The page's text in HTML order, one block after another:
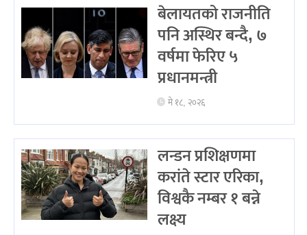
बेलायतको राजनीति
पनि अस्थिर बन्दै, ७
वर्षमा फेरिए ५
प्रधानमन्त्री
मे १८, २०२६
लन्डन प्रशिक्षणमा
करांते स्टार एरिका,
विश्वकै नम्बर १ बन्ने
लक्ष्य